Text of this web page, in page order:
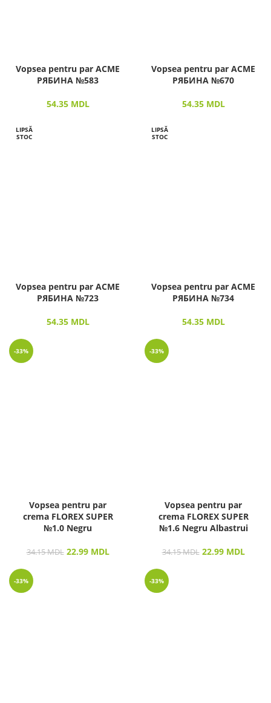
Vopsea pentru par ACME
РЯБИНА №583
54.35 MDL
Vopsea pentru par ACME
РЯБИНА №670
54.35 MDL
LIPSĂ
STOC
Vopsea pentru par ACME
РЯБИНА №723
54.35 MDL
LIPSĂ
STOC
Vopsea pentru par ACME
РЯБИНА №734
54.35 MDL
-33%
Vopsea pentru par
crema FLOREX SUPER
№1.0 Negru
34.15MDL 22.99 MDL
-33%
Vopsea pentru par
crema FLOREX SUPER
№1.6 Negru Albastrui
34.15MDL 22.99 MDL
-33% -33%